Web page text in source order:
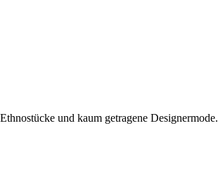
und kaum getragene Designermode.